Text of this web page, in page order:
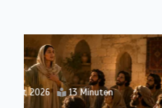
5. August 2026 12